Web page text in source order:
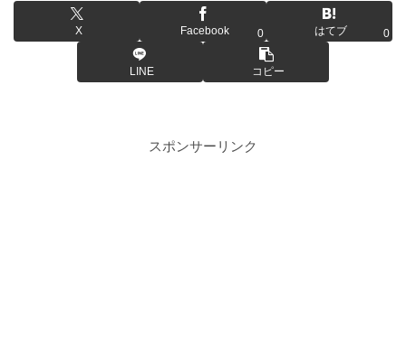
X Facebook 0 はてブ 0
LINE コピー
スポンサーリンク